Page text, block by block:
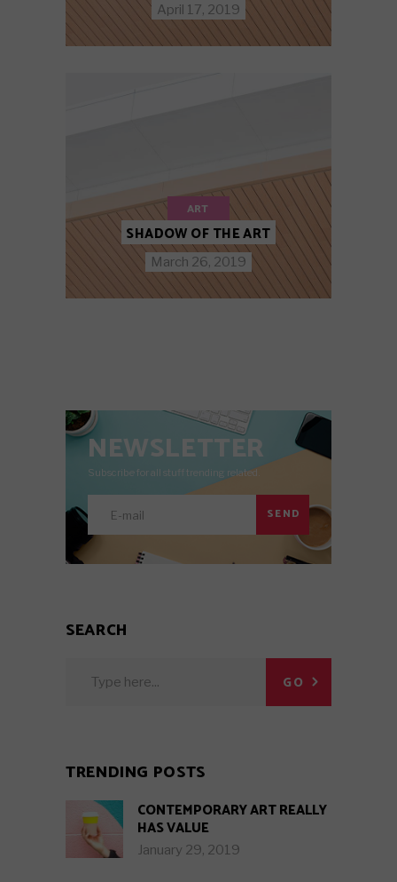
April 17, 2019
ART
SHADOW OF THE ART
March 26, 2019
NEWSLETTER
Subscribe for all stuff trending related.
SEND
SEARCH
GO
TRENDING POSTS
CONTEMPORARY ART REALLY
HAS VALUE
January 29, 2019